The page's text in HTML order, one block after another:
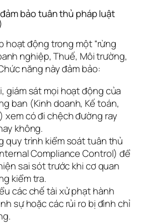
bảo tuân thủ pháp luật
hoạt động trong một “rừng
nghiệp, Thuế, Môi trường,
năng này đảm bảo:
giám sát mọi hoạt động của
ban (Kinh doanh, Kế toán,
xem có đi chệch đường ray
không.
quy trình kiểm soát tuân thủ
Compliance Control) để
sai sót trước khi cơ quan
kiểm tra.
các chế tài xử phạt hành
sự hoặc các rủi ro bị đình chỉ